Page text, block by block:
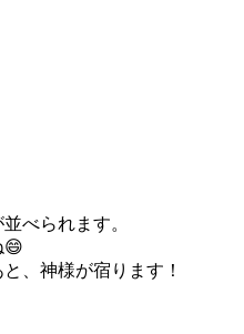
べられます。
😄
、神様が宿ります！